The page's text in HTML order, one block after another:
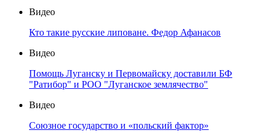
Видео
Кто такие русские липоване. Федор Афанасов
Видео
Помощь Луганску и Первомайску доставили БФ
"Ратибор" и РОО "Луганское землячество"
Видео
Союзное государство и «польский фактор»